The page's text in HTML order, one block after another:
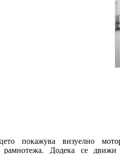
покажува визуелно
рамнотежа. Додека се